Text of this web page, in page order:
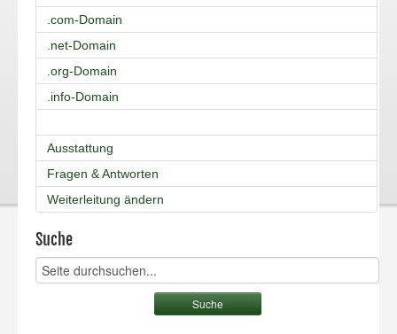
Kundenlogin
Kündigung
.com-Domain
.net-Domain
.org-Domain
.info-Domain
Ausstattung
Fragen & Antworten
Weiterleitung ändern
Suche